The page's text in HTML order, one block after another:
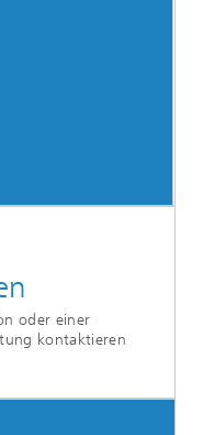
oder einer
kontaktieren